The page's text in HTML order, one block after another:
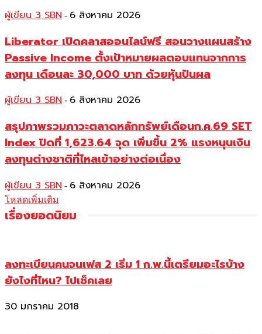
ผู้เขียน 3 SBN - 6 สิงหาคม 2026
Liberator เปิดคลาสออนไลน์ฟรี สอนวางแผนสร้าง
Passive Income ตั้งเป้าหมายผลตอบแทนจากการ
ลงทุน เดือนละ 30,000 บาท ด้วยหุ้นปันผล
ผู้เขียน 3 SBN - 6 สิงหาคม 2026
สรุปภาพรวมภาวะตลาดหลักทรัพย์เดือนก.ค.69 SET
Index ปิดที่ 1,623.64 จุด เพิ่มขึ้น 2% แรงหนุนเงิน
ลงทุนต่างชาติที่ไหลเข้าอย่างต่อเนื่อง
ผู้เขียน 3 SBN - 6 สิงหาคม 2026
โหลดเพิ่มเติม
เรื่องยอดนิยม
ลงทะเบียนคนจนเฟส 2 เริ่ม 1 ก.พ.นี้เตรียมอะไรบ้าง
ยังไงที่ไหน? ไปเช็คเลย
30 มกราคม 2018